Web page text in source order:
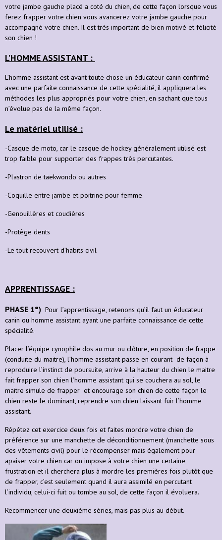
votre jambe gauche placé a coté du chien, de cette façon lorsque vous
ferez frapper votre chien vous avancerez votre jambe gauche pour
accompagné votre chien. Il est très important de bien motivé et félicité
son chien !
L’HOMME ASSISTANT :
L’homme assistant est avant toute chose un éducateur canin confirmé
avec une parfaite connaissance de cette spécialité, il appliquera les
méthodes les plus appropriés pour votre chien, en sachant que tous
n’évolue pas de la même façon.
Le matériel utilisé :
-Casque de moto, car le casque de hockey généralement utilisé est
trop faible pour supporter des frappes très percutantes.
-Plastron de taekwondo ou autres
-Coquille entre jambe et poitrine pour femme
-Genouillères et coudières
-Protège dents
-Le tout recouvert d’habits civil
APPRENTISSAGE :
PHASE 1°) Pour l’apprentissage, retenons qu’il faut un éducateur
canin ou homme assistant ayant une parfaite connaissance de cette
spécialité.
Placer l’équipe cynophile dos au mur ou clôture, en position de frappe
(conduite du maitre), l’homme assistant passe en courant de façon à
reproduire l’instinct de poursuite, arrive à la hauteur du chien le maitre
fait frapper son chien l’homme assistant qui se couchera au sol, le
maitre simule de frapper et encourage son chien de cette façon le
chien reste le dominant, reprendre son chien laissant fuir l’homme
assistant.
Répétez cet exercice deux fois et faites mordre votre chien de
préférence sur une manchette de déconditionnement (manchette sous
des vêtements civil) pour le récompenser mais également pour
apaiser votre chien car on impose à votre chien une certaine
frustration et il cherchera plus à mordre les premières fois plutôt que
de frapper, c’est seulement quand il aura assimilé en percutant
l’individu, celui-ci fuit ou tombe au sol, de cette façon il évoluera.
Recommencer une deuxième séries, mais pas plus au début.